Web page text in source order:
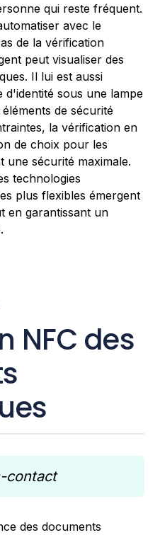
qui reste fréquent.
avec le
de la vérification
peut visualiser des
Il lui est aussi
d'identité sous une lampe
de sécurité
la vérification en
de choix pour les
une sécurité maximale.
technologies
plus flexibles émergent
en garantissant un
NFC des
contact
des documents